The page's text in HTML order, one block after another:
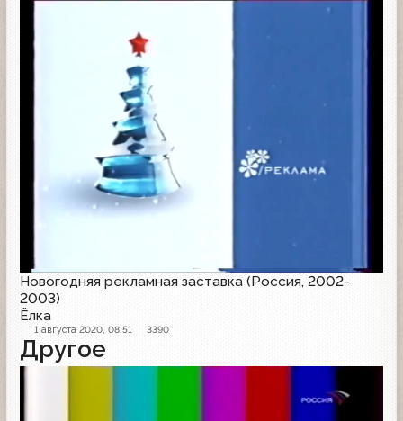
Новогодняя рекламная заставка (Россия, 2002-
2003)
Ёлка
1 августа 2020, 08:51 3390
Другое